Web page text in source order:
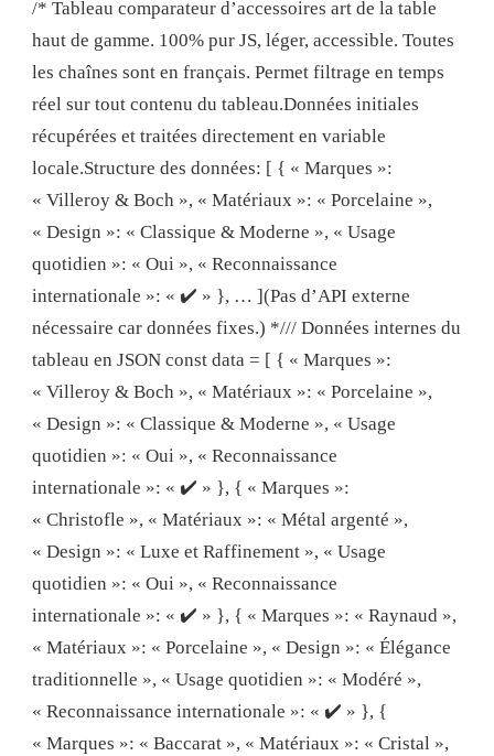
/* Tableau comparateur d’accessoires art de la table
haut de gamme. 100% pur JS, léger, accessible. Toutes
les chaînes sont en français. Permet filtrage en temps
réel sur tout contenu du tableau.Données initiales
récupérées et traitées directement en variable
locale.Structure des données: [ { « Marques »:
« Villeroy & Boch », « Matériaux »: « Porcelaine »,
« Design »: « Classique & Moderne », « Usage
quotidien »: « Oui », « Reconnaissance
internationale »: « ✔️ » }, … ](Pas d’API externe
nécessaire car données fixes.) */// Données internes du
tableau en JSON const data = [ { « Marques »:
« Villeroy & Boch », « Matériaux »: « Porcelaine »,
« Design »: « Classique & Moderne », « Usage
quotidien »: « Oui », « Reconnaissance
internationale »: « ✔️ » }, { « Marques »:
« Christofle », « Matériaux »: « Métal argenté »,
« Design »: « Luxe et Raffinement », « Usage
quotidien »: « Oui », « Reconnaissance
internationale »: « ✔️ » }, { « Marques »: « Raynaud »,
« Matériaux »: « Porcelaine », « Design »: « Élégance
traditionnelle », « Usage quotidien »: « Modéré »,
« Reconnaissance internationale »: « ✔️ » }, {
« Marques »: « Baccarat », « Matériaux »: « Cristal »,